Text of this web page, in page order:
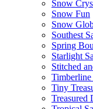
Snow
Snow Fun
Snow
Southest
Spring
Starlight
Stitched
Timberline
Tiny
Treasured